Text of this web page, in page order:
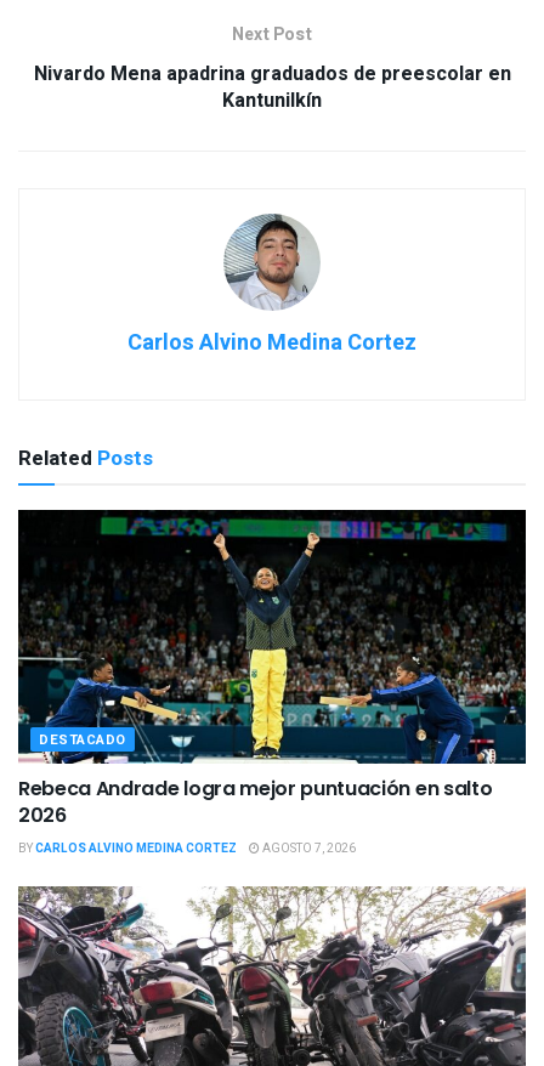
Next Post
Nivardo Mena apadrina graduados de preescolar en
Kantunilkín
Carlos Alvino Medina Cortez
Related Posts
DESTACADO
Rebeca Andrade logra mejor puntuación en salto
2026
BYCARLOS ALVINO MEDINA CORTEZ AGOSTO 7, 2026